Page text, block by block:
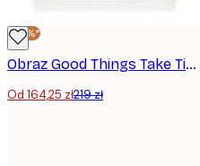
-25%*
Obraz Good Things Take Time
Od 164,25 zł219 zł